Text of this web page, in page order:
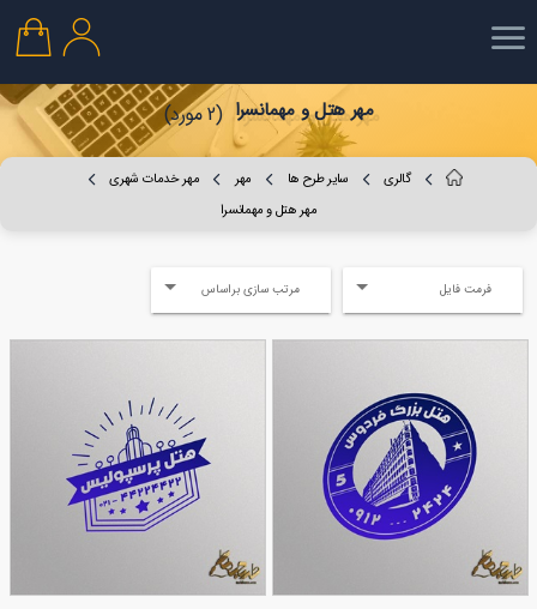
مهر هتل و مهمانسرا (2 مورد)
گالری سایر طرح ها مهر
مهر خدمات شهری
مهر هتل و مهمانسرا
فرمت فایل مرتب سازی براساس